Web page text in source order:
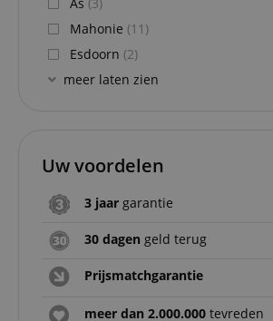
Mahonie (11)
Esdoorn (2)
meer laten zien
Uw voordelen
3 jaar garantie
30 dagen geld terug
Prijsmatchgarantie
meer dan 2.000.000 tevreden